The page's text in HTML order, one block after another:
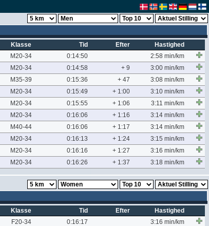
Klasse Tid Efter
Hastighed
M20-34 0:14:50
2:58 min/km
M20-34 0:14:58 + 9
3:00 min/km
M35-39 0:15:36 + 47
3:08 min/km
M20-34 0:15:49 + 1:00
3:10 min/km
M20-34 0:15:55 + 1:06
3:11 min/km
M20-34 0:16:06 + 1:16
3:14 min/km
M40-44 0:16:06 + 1:17
3:14 min/km
M20-34 0:16:13 + 1:24
3:15 min/km
M20-34 0:16:16 + 1:27
3:16 min/km
M20-34 0:16:26 + 1:37 3:18 min/km
Klasse Tid Efter
Hastighed
F20-34 0:16:17
3:16 min/km